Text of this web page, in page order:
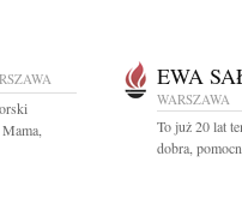
EWA
WARSZAWA
To już 20 lat
dobra,